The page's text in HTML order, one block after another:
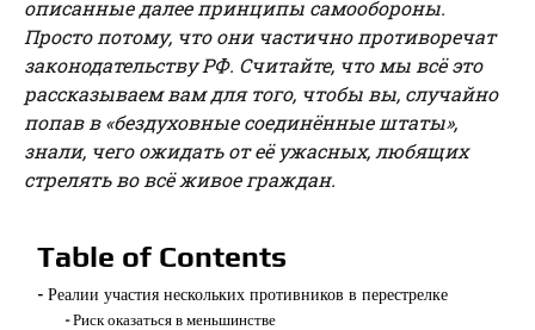
описанные далее принципы самообороны.
Просто потому, что они частично противоречат
законодательству РФ. Считайте, что мы всё это
рассказываем вам для того, чтобы вы, случайно
попав в «бездуховные соединённые штаты»,
знали, чего ожидать от её ужасных, любящих
стрелять во всё живое граждан.
Table of Contents
Реалии участия нескольких противников в перестрелке
Риск оказаться в меньшинстве